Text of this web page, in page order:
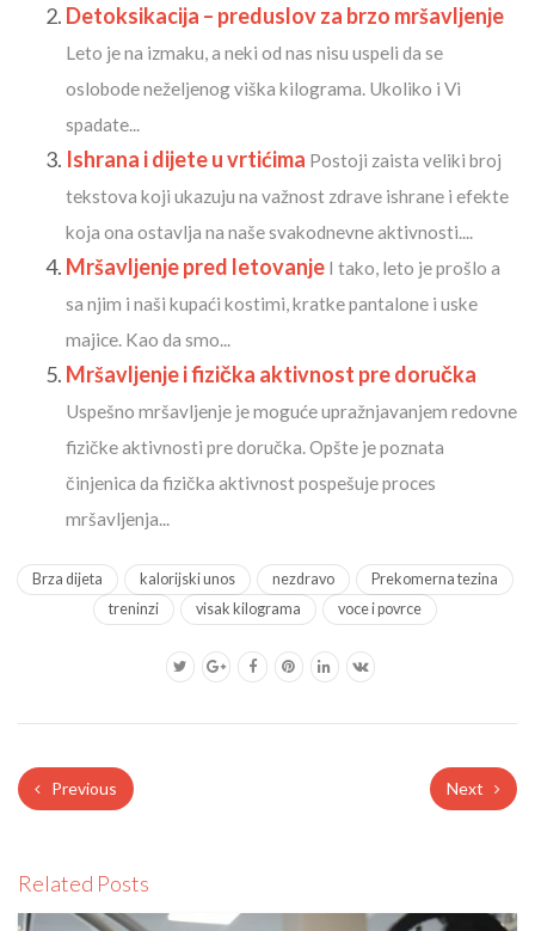
Detoksikacija – preduslov za brzo mršavljenje
Leto je na izmaku, a neki od nas nisu uspeli da se
oslobode neželjenog viška kilograma. Ukoliko i Vi
spadate...
Ishrana i dijete u vrtićima Postoji zaista veliki broj
tekstova koji ukazuju na važnost zdrave ishrane i efekte
koja ona ostavlja na naše svakodnevne aktivnosti....
Mršavljenje pred letovanje I tako, leto je prošlo a
sa njim i naši kupaći kostimi, kratke pantalone i uske
majice. Kao da smo...
Mršavljenje i fizička aktivnost pre doručka
Uspešno mršavljenje je moguće upražnjavanjem redovne
fizičke aktivnosti pre doručka. Opšte je poznata
činjenica da fizička aktivnost pospešuje proces
mršavljenja...
Brza dijeta kalorijski unos nezdravo
Prekomerna tezina
treninzi
visak kilograma voce i povrce
Previous Next
Related Posts